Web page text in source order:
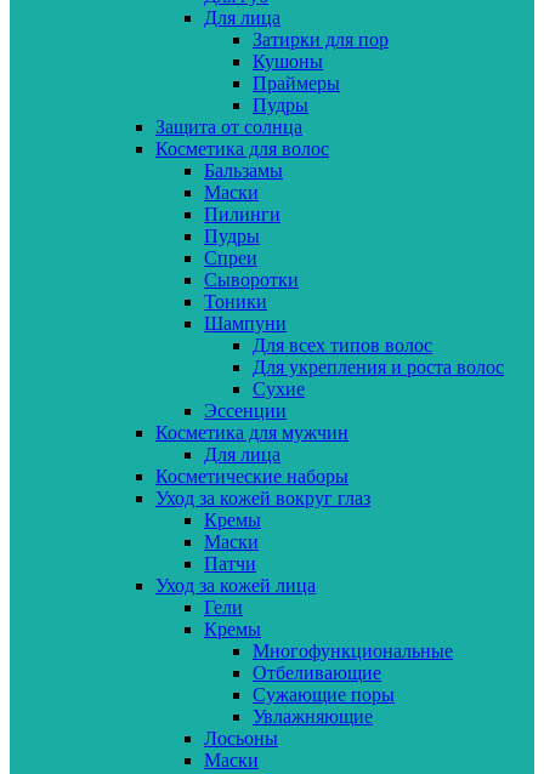
Для лица
Затирки для пор
Кушоны
Праймеры
Пудры
Защита от солнца
Косметика для волос
Бальзамы
Маски
Пилинги
Пудры
Спреи
Сыворотки
Тоники
Шампуни
Для всех типов волос
Для укрепления и роста волос
Сухие
Эссенции
Косметика для мужчин
Для лица
Косметические наборы
Уход за кожей вокруг глаз
Кремы
Маски
Патчи
Уход за кожей лица
Гели
Кремы
Многофункциональные
Отбеливающие
Сужающие поры
Увлажняющие
Лосьоны
Маски